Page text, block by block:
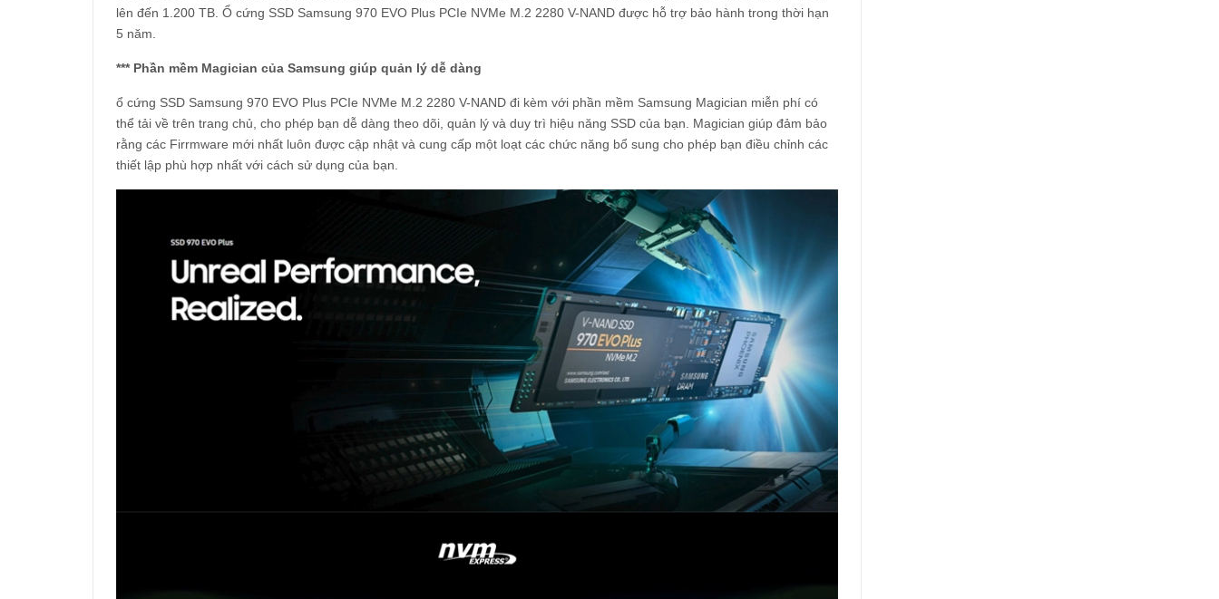
lên đến 1.200 TB. Ổ cứng SSD Samsung 970 EVO Plus PCIe NVMe M.2 2280 V-NAND được hỗ trợ bảo hành trong thời hạn
5 năm.
*** Phần mềm Magician của Samsung giúp quản lý dễ dàng
ổ cứng SSD Samsung 970 EVO Plus PCIe NVMe M.2 2280 V-NAND đi kèm với phần mềm Samsung Magician miễn phí có
thể tải về trên trang chủ, cho phép bạn dễ dàng theo dõi, quản lý và duy trì hiệu năng SSD của bạn. Magician giúp đảm bảo
rằng các Firrmware mới nhất luôn được cập nhật và cung cấp một loạt các chức năng bổ sung cho phép bạn điều chỉnh các
thiết lập phù hợp nhất với cách sử dụng của bạn.